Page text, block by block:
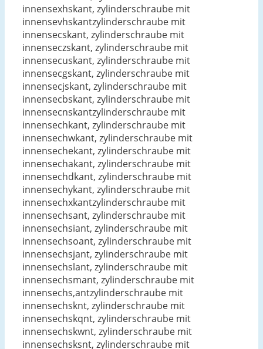
innensexhskant, zylinderschraube mit
innensevhskantzylinderschraube mit
innensecskant, zylinderschraube mit
innenseczskant, zylinderschraube mit
innensecuskant, zylinderschraube mit
innensecgskant, zylinderschraube mit
innensecjskant, zylinderschraube mit
innensecbskant, zylinderschraube mit
innensecnskantzylinderschraube mit
innensechkant, zylinderschraube mit
innensechwkant, zylinderschraube mit
innensechekant, zylinderschraube mit
innensechakant, zylinderschraube mit
innensechdkant, zylinderschraube mit
innensechykant, zylinderschraube mit
innensechxkantzylinderschraube mit
innensechsant, zylinderschraube mit
innensechsiant, zylinderschraube mit
innensechsoant, zylinderschraube mit
innensechsjant, zylinderschraube mit
innensechslant, zylinderschraube mit
innensechsmant, zylinderschraube mit
innensechs,antzylinderschraube mit
innensechsknt, zylinderschraube mit
innensechskqnt, zylinderschraube mit
innensechskwnt, zylinderschraube mit
innensechsksnt, zylinderschraube mit